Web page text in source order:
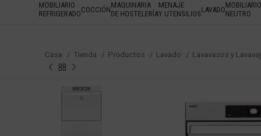
MOBILIARIO
REFRIGERADOCOCCIÓNMAQUINARIA
DE HOSTELERÍA
MENAJE
Y UTENSILIOSLAVADOMOBILIARIO
NEUTRO
Casa Tienda Productos Lavado Lavavasos y